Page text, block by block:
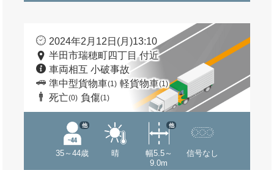
2024年2月12日(月)13:10
半田市瑞穂町四丁目 付近
車両相互 小破事故
準中型貨物車(1) 軽貨物車(1)
死亡(0) 負傷(1)
35～44歳
他
晴
幅5.5～
9.0m
他
信号なし